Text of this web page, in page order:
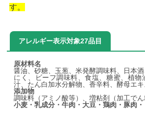
す。
アレルギー表示対象27品目
原材料名
醤油、砂糖、玉葱、米発酵調味料、日本
にく、ビーフ調味料、食塩、糖蜜、植物
汁、たん白加水分解物、香辛料、酵母エキ
添加物
調味料（アミノ酸等）、 増粘剤（加工でん
小麦・乳成分・牛肉・大豆・鶏肉・豚肉